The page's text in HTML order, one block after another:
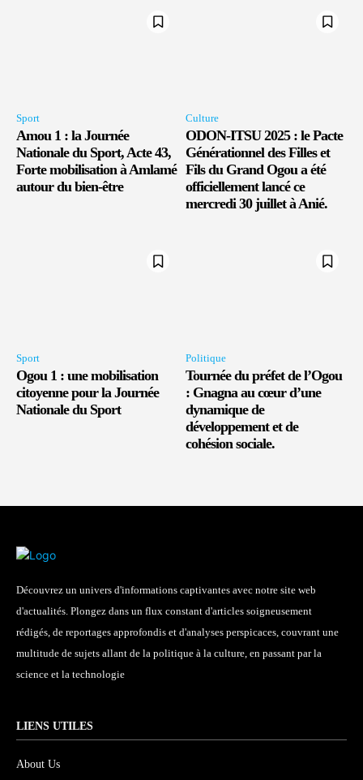
Sport
Amou 1 : la Journée
Nationale du Sport, Acte 43,
Forte mobilisation à Amlamé
autour du bien-être
Culture
ODON-ITSU 2025 : le Pacte
Générationnel des Filles et
Fils du Grand Ogou a été
officiellement lancé ce
mercredi 30 juillet à Anié.
Sport
Ogou 1 : une mobilisation
citoyenne pour la Journée
Nationale du Sport
Politique
Tournée du préfet de l’Ogou
: Gnagna au cœur d’une
dynamique de
développement et de
cohésion sociale.
Découvrez un univers d'informations captivantes avec notre site web
d'actualités. Plongez dans un flux constant d'articles soigneusement
rédigés, de reportages approfondis et d'analyses perspicaces, couvrant une
multitude de sujets allant de la politique à la culture, en passant par la
science et la technologie
LIENS UTILES
About Us